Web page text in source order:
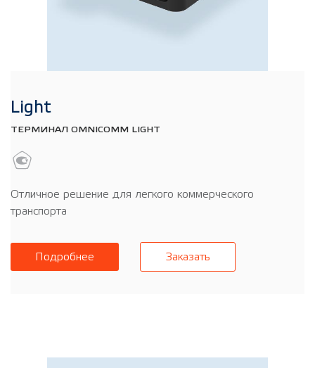
Light
ТЕРМИНАЛ OMNICOMM LIGHT
Отличное решение для легкого коммерческого
транспорта
Подробнее Заказать